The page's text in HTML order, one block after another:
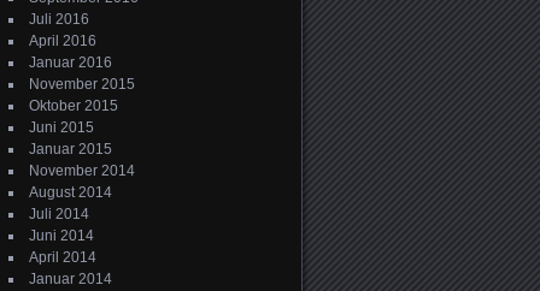
Juli 2016
April 2016
Januar 2016
November 2015
Oktober 2015
Juni 2015
Januar 2015
November 2014
August 2014
Juli 2014
Juni 2014
April 2014
Januar 2014